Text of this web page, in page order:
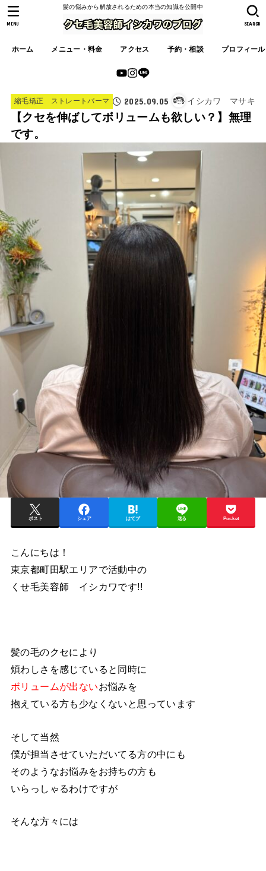
髪の悩みから解放されるための本当の知識を公開中
ホーム メニュー・料金 アクセス 予約・相談 プロフィール
SEARCH
MENU
縮毛矯正 ストレートパーマ 2025.09.05 イシカワ マサキ
【クセを伸ばしてボリュームも欲しい？】無理
です。
ポスト シェア はてブ 送る Pocket
こんにちは！
東京都町田駅エリアで活動中の
くせ毛美容師 イシカワです!!
髪の毛のクセにより
煩わしさを感じていると同時に
ボリュームが出ないお悩みを
抱えている方も少なくないと思っています
そして当然
僕が担当させていただいてる方の中にも
そのようなお悩みをお持ちの方も
いらっしゃるわけですが
そんな方々には